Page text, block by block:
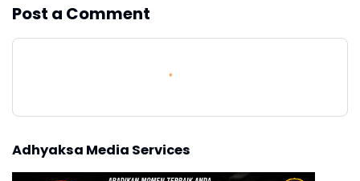
Post a Comment
Adhyaksa Media Services